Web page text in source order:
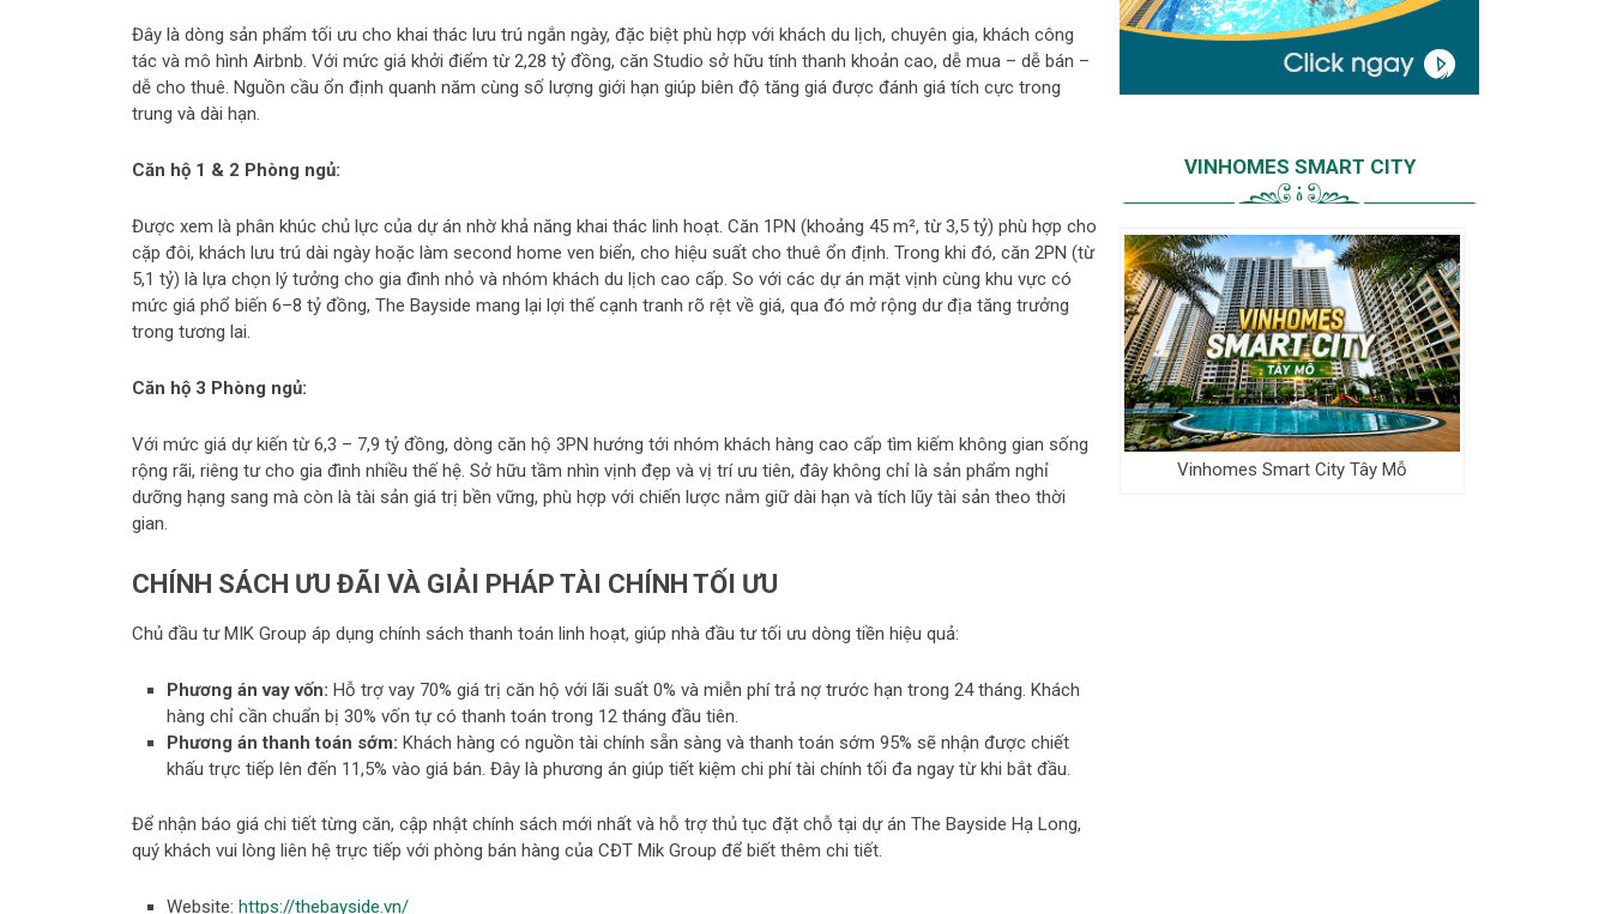
Đây là dòng sản phẩm tối ưu cho khai thác lưu trú ngắn ngày, đặc biệt phù hợp với khách du lịch, chuyên gia, khách công
tác và mô hình Airbnb. Với mức giá khởi điểm từ 2,28 tỷ đồng, căn Studio sở hữu tính thanh khoản cao, dễ mua – dễ bán –
dễ cho thuê. Nguồn cầu ổn định quanh năm cùng số lượng giới hạn giúp biên độ tăng giá được đánh giá tích cực trong
trung và dài hạn.
Căn hộ 1 & 2 Phòng ngủ:
Được xem là phân khúc chủ lực của dự án nhờ khả năng khai thác linh hoạt. Căn 1PN (khoảng 45 m², từ 3,5 tỷ) phù hợp cho
cặp đôi, khách lưu trú dài ngày hoặc làm second home ven biển, cho hiệu suất cho thuê ổn định. Trong khi đó, căn 2PN (từ
5,1 tỷ) là lựa chọn lý tưởng cho gia đình nhỏ và nhóm khách du lịch cao cấp. So với các dự án mặt vịnh cùng khu vực có
mức giá phổ biến 6–8 tỷ đồng, The Bayside mang lại lợi thế cạnh tranh rõ rệt về giá, qua đó mở rộng dư địa tăng trưởng
trong tương lai.
Căn hộ 3 Phòng ngủ:
Với mức giá dự kiến từ 6,3 – 7,9 tỷ đồng, dòng căn hộ 3PN hướng tới nhóm khách hàng cao cấp tìm kiếm không gian sống
rộng rãi, riêng tư cho gia đình nhiều thế hệ. Sở hữu tầm nhìn vịnh đẹp và vị trí ưu tiên, đây không chỉ là sản phẩm nghỉ
dưỡng hạng sang mà còn là tài sản giá trị bền vững, phù hợp với chiến lược nắm giữ dài hạn và tích lũy tài sản theo thời
gian.
CHÍNH SÁCH ƯU ĐÃI VÀ GIẢI PHÁP TÀI CHÍNH TỐI ƯU
Chủ đầu tư MIK Group áp dụng chính sách thanh toán linh hoạt, giúp nhà đầu tư tối ưu dòng tiền hiệu quả:
Phương án vay vốn: Hỗ trợ vay 70% giá trị căn hộ với lãi suất 0% và miễn phí trả nợ trước hạn trong 24 tháng. Khách
hàng chỉ cần chuẩn bị 30% vốn tự có thanh toán trong 12 tháng đầu tiên.
Phương án thanh toán sớm: Khách hàng có nguồn tài chính sẵn sàng và thanh toán sớm 95% sẽ nhận được chiết
khấu trực tiếp lên đến 11,5% vào giá bán. Đây là phương án giúp tiết kiệm chi phí tài chính tối đa ngay từ khi bắt đầu.
Để nhận báo giá chi tiết từng căn, cập nhật chính sách mới nhất và hỗ trợ thủ tục đặt chỗ tại dự án The Bayside Hạ Long,
quý khách vui lòng liên hệ trực tiếp với phòng bán hàng của CĐT Mik Group để biết thêm chi tiết.
Website: https://thebayside.vn/
VINHOMES SMART CITY
Vinhomes Smart City Tây Mỗ